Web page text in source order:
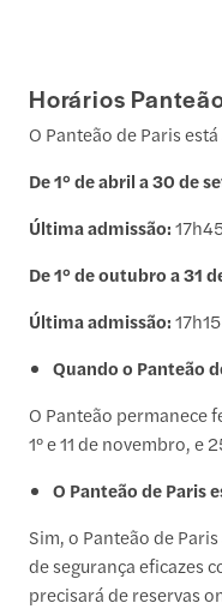
Horários
O Panteão de Paris
De 1° de abril a 30 de
Última admissão:
De 1° de outubro a 31
Última admissão:17h15
Quando o Panteão
O Panteão permanece
1º e 11 de novembro, e
O Panteão de Paris
Sim, o Panteão de
de segurança eficazes
precisará de reservas